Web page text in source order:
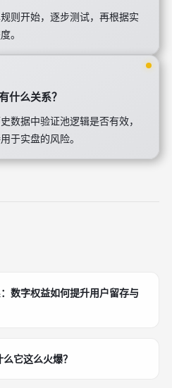
则开始，逐步测试，再根据实
。
什么关系？
数据中验证池逻辑是否有效，
于实盘的风险。
数字权益如何提升用户留存与
它这么火爆？